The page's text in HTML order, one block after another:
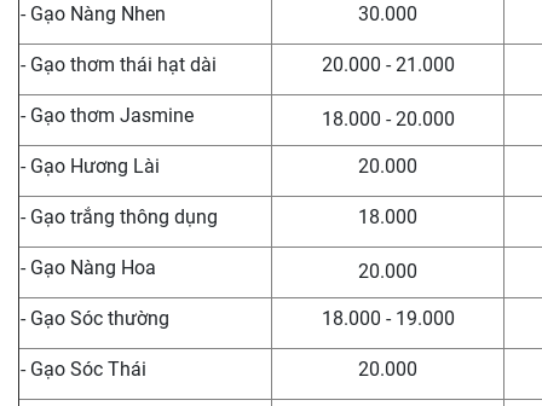
- Gạo Nàng Nhen 30.000
- Gạo thơm thái hạt dài 20.000 - 21.000
- Gạo thơm Jasmine 18.000 - 20.000
- Gạo Hương Lài 20.000
- Gạo trắng thông dụng 18.000
- Gạo Nàng Hoa 20.000
- Gạo Sóc thường 18.000 - 19.000
- Gạo Sóc Thái 20.000